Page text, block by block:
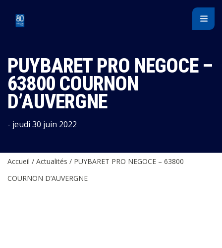
PUYBARET PRO NEGOCE –
63800 COURNON
D’AUVERGNE
- jeudi 30 juin 2022
Accueil / Actualités / PUYBARET PRO NEGOCE – 63800
COURNON D’AUVERGNE